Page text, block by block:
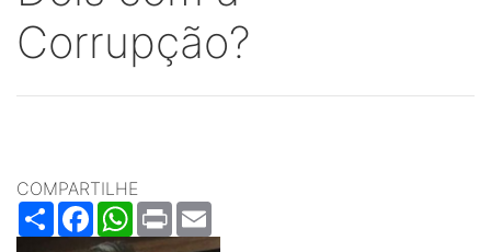
Corrupção?
COMPARTILHE
ShareFacebookWhatsApp
Print